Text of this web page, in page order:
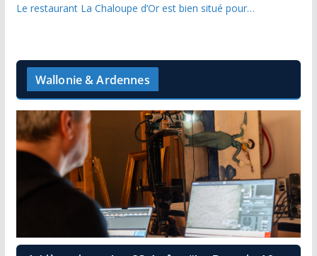
Le restaurant La Chaloupe d’Or est bien situé pour…
Wallonie & Ardennes